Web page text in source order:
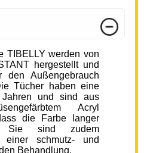
TIBELLY werden von
hergestellt und
Außengebrauch
Tücher haben eine
und sind aus
Acryl
die Farbe langer
Sie sind zudem
einer schmutz- und
Behandlung.